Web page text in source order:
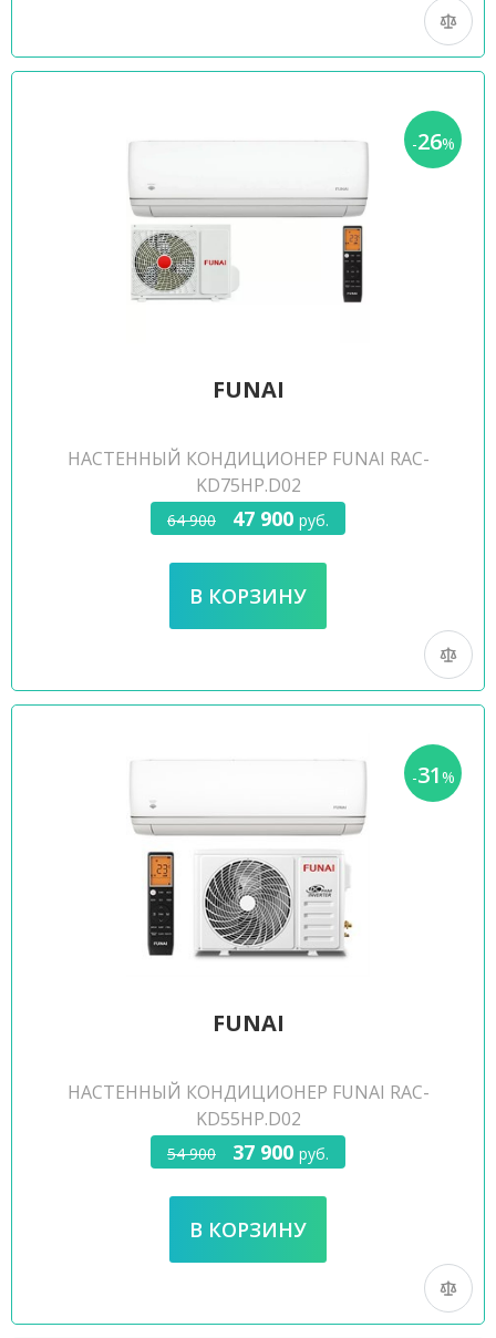
-26%
FUNAI
НАСТЕННЫЙ КОНДИЦИОНЕР FUNAI RAC-
KD75HP.D02
64 900 47 900 руб.
-31%
FUNAI
НАСТЕННЫЙ КОНДИЦИОНЕР FUNAI RAC-
KD55HP.D02
54 900 37 900 руб.